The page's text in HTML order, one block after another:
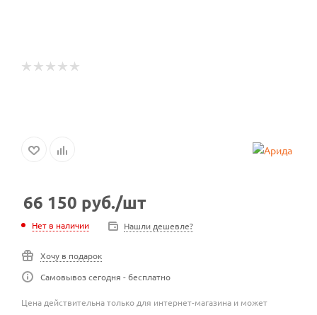
66 150 руб./шт
Нет в наличии Нашли дешевле?
Хочу в подарок
Самовывоз сегодня - бесплатно
Цена действительна только для интернет-магазина и может